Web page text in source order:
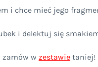
i chce mieć jego
i delektuj się
zamów w zestawie taniej!